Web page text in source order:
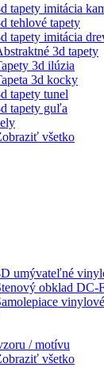
tapety imitácia
tehlové tapety
tapety imitácia
3d tapety
3d ilúzia
3d kocky
tapety tunel
tapety guľa
všetko
umývateľné
obklad DC-
/ motívu
všetko